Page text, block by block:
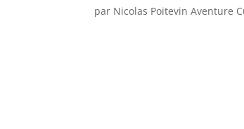
par Nicolas Poitevin Aventure